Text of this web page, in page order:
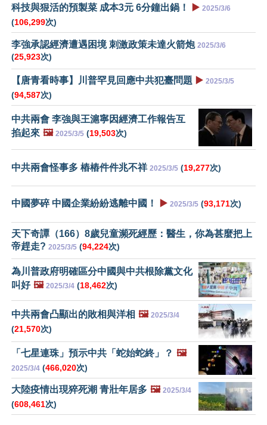
科技與狠活的預製菜 成本3元 6分鐘出鍋！ ▶️ 2025/3/6
(106,299次)
李強承認經濟遭遇困境 刺激政策未達火箭炮 2025/3/6
(25,923次)
【唐青看時事】川普罕見回應中共犯臺問題 ▶️ 2025/3/5
(94,587次)
中共兩會 李強與王滬寧因經濟工作報告互
掐起來 🖼️ 2025/3/5 (19,503次)
中共兩會怪事多 樁樁件件兆不祥 2025/3/5 (19,277次)
中國夢碎 中國企業紛紛逃離中國！ ▶️ 2025/3/5 (93,171次)
天下奇譚（166）8歲兒童瀕死經歷：醫生，你為甚麼把上
帝趕走? 2025/3/5 (94,224次)
為川普政府明確區分中國與中共根除黨文化
叫好 🖼️ 2025/3/4 (18,462次)
中共兩會凸顯出的敗相與洋相 🖼️ 2025/3/4
(21,570次)
「七星連珠」預示中共「蛇始蛇終」？ 🖼️
2025/3/4 (466,020次)
大陸疫情出現猝死潮 青壯年居多 🖼️ 2025/3/4
(608,461次)